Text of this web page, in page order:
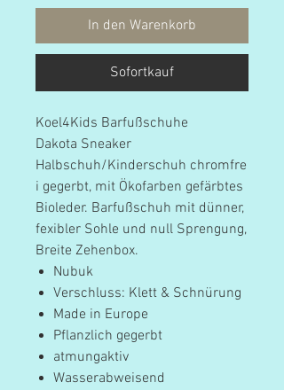
In den Warenkorb
Sofortkauf
Koel4Kids Barfußschuhe
Dakota Sneaker
Halbschuh/Kinderschuh chromfre
i gegerbt, mit Ökofarben gefärbtes
Bioleder. Barfußschuh mit dünner,
fexibler Sohle und null Sprengung,
Breite Zehenbox.
Nubuk
Verschluss: Klett & Schnürung
Made in Europe
Pflanzlich gegerbt
atmungaktiv
Wasserabweisend